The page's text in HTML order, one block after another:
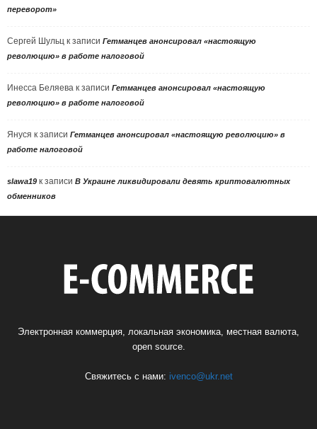
переворот»
Сергей Шульц к записи Гетманцев анонсировал «настоящую
революцию» в работе налоговой
Инесса Беляева к записи Гетманцев анонсировал «настоящую
революцию» в работе налоговой
Януся к записи Гетманцев анонсировал «настоящую революцию» в
работе налоговой
slawa19 к записи В Украине ликвидировали девять криптовалютных
обменников
Электронная коммерция, локальная экономика, местная валюта,
open source.
Свяжитесь с нами: ivenco@ukr.net